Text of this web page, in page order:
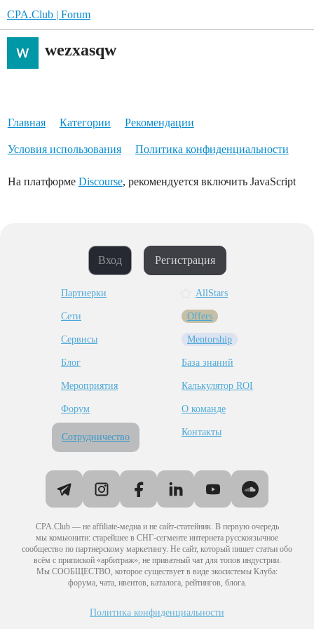
CPA.Club | Forum
wezxasqw
Главная Категории Рекомендации
Условия использования Политика конфиденциальности
На платформе Discourse, рекомендуется включить JavaScript
Вход Регистрация
Партнерки
Сети
Сервисы
Блог
Мероприятия
Форум
Сотрудничество
AllStars
Offers
Mentorship
База знаний
Калькулятор ROI
О команде
Контакты
CPA.Club — не affiliate-медиа и не сайт-статейник. В первую очередь
мы комьюнити: старейшее в СНГ-сегменте интернета русскоязычное
сообщество по партнерскому маркетингу. Не сайт, который пишет статьи обо
всём с припиской «арбитраж», не приватный чат для топов индустрии.
Мы СООБЩЕСТВО, которое существует в виде экосистемы Клуба:
форума, чата, ивентов, каталога, рейтингов, блога.
Политика конфиденциальности